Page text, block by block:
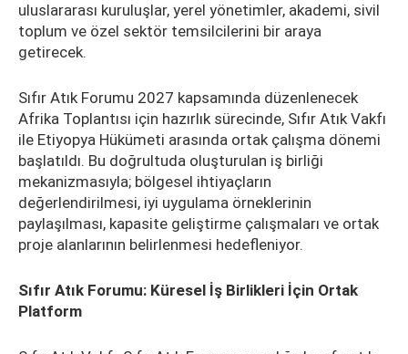
uluslararası kuruluşlar, yerel yönetimler, akademi, sivil
toplum ve özel sektör temsilcilerini bir araya
getirecek.
Sıfır Atık Forumu 2027 kapsamında düzenlenecek
Afrika Toplantısı için hazırlık sürecinde, Sıfır Atık Vakfı
ile Etiyopya Hükümeti arasında ortak çalışma dönemi
başlatıldı. Bu doğrultuda oluşturulan iş birliği
mekanizmasıyla; bölgesel ihtiyaçların
değerlendirilmesi, iyi uygulama örneklerinin
paylaşılması, kapasite geliştirme çalışmaları ve ortak
proje alanlarının belirlenmesi hedefleniyor.
Sıfır Atık Forumu: Küresel İş Birlikleri İçin Ortak
Platform